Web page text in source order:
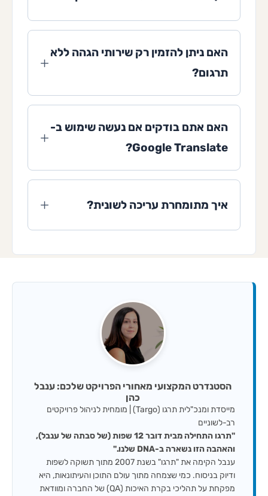
האם ניתן להזמין רק שירותי הגהה ללא
תרגום?
האם אתם בודקים אם נעשה שימוש ב-
Google Translate?
איך מתומחרת עריכה לשונית?
הסטנדרט המקצועי מאחורי הפרויקט שלכם: ענבל
כהן
מייסדת ומנכ"לית תרגו (Targo) | מומחית לניהול פרויקטים
רב-לשוניים
"תרגו התחילה מבית דובר 12 שפות (של סבתה של ענבל),
והאהבה הזו נשארה ב-DNA שלנו."
ענבל הקימה את "תרגו" בשנת 2007 מתוך תשוקה לשפות
ודיוק בניסוח. כמי שצמחה מתוך עולם התוכן והעיתונאות, היא
מפקחת על תהליכי בקרת האיכות (QA) של החברה ומוודאת